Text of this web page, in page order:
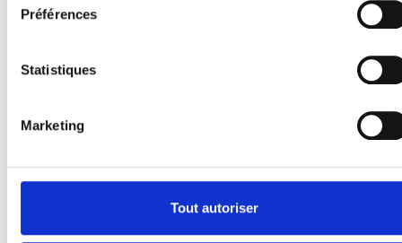
Préférences
Statistiques
Marketing
Tout autoriser
Rails
Nouvelles
Videos